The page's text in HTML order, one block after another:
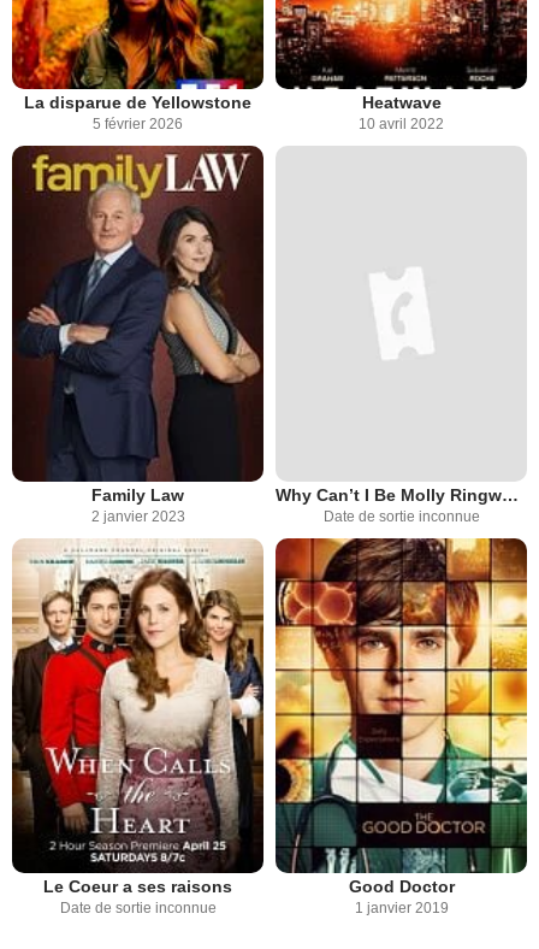
La disparue de Yellowstone
5 février 2026
Heatwave
10 avril 2022
Family Law
2 janvier 2023
Why Can’t I Be Molly Ringwald?
Date de sortie inconnue
Le Coeur a ses raisons
Date de sortie inconnue
Good Doctor
1 janvier 2019